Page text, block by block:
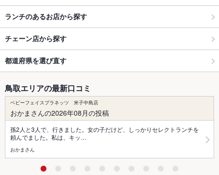
ランチのあるお店から探す
チェーン店から探す
都道府県を選び直す
鳥取エリアの最新口コミ
ベビーフェイスプラネッツ 米子中島店
おかまさんの2026年08月の投稿
孫2人と3人で、行きました。女の子だけど、しっかりセレクトランチを
頼んでました。私は、キッ…
おかまさん